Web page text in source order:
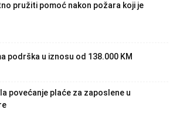
pružiti pomoć nakon požara koji je
podrška u iznosu od 138.000 KM
povećanje plaće za zaposlene u